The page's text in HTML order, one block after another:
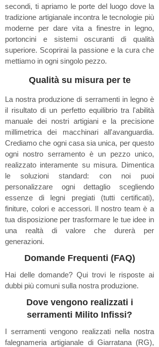
secondi, ti apriamo le porte del luogo dove la
tradizione artigianale incontra le tecnologie più
moderne per dare vita a finestre in legno,
portoncini e sistemi oscuranti di qualità
superiore. Scoprirai la passione e la cura che
mettiamo in ogni singolo pezzo.
Qualità su misura per te
La nostra produzione di serramenti in legno è
il risultato di un perfetto equilibrio tra l'abilità
manuale dei nostri artigiani e la precisione
millimetrica dei macchinari all'avanguardia.
Crediamo che ogni casa sia unica, per questo
ogni nostro serramento è un pezzo unico,
realizzato interamente su misura. Dimentica
le soluzioni standard: con noi puoi
personalizzare ogni dettaglio scegliendo
essenze di legni pregiati (tutti certificati),
finiture, colori e accessori. Il nostro team è a
tua disposizione per trasformare le tue idee in
una realtà di valore che durerà per
generazioni.
Domande Frequenti (FAQ)
Hai delle domande? Qui trovi le risposte ai
dubbi più comuni sulla nostra produzione.
Dove vengono realizzati i
serramenti Milito Infissi?
I serramenti vengono realizzati nella nostra
falegnameria artigianale di Giarratana (RG),